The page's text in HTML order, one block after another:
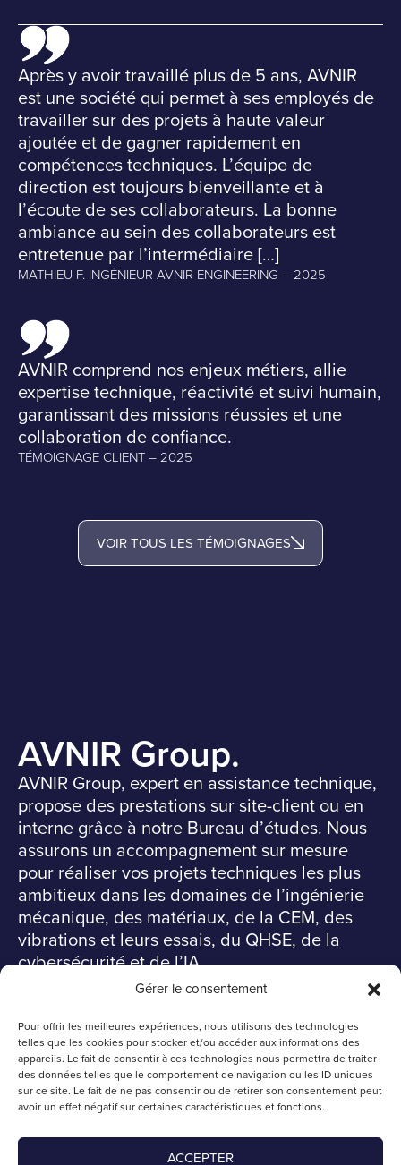
Gérer le consentement
Pour offrir les meilleures expériences, nous utilisons des technologies
telles que les cookies pour stocker et/ou accéder aux informations des
appareils. Le fait de consentir à ces technologies nous permettra de traiter
des données telles que le comportement de navigation ou les ID uniques
sur ce site. Le fait de ne pas consentir ou de retirer son consentement peut
avoir un effet négatif sur certaines caractéristiques et fonctions.
ACCEPTER
Après y avoir travaillé plus de 5 ans, AVNIR
est une société qui permet à ses employés de
travailler sur des projets à haute valeur
ajoutée et de gagner rapidement en
compétences techniques. L’équipe de
direction est toujours bienveillante et à
l’écoute de ses collaborateurs. La bonne
ambiance au sein des collaborateurs est
entretenue par l’intermédiaire […]
MATHIEU F. INGÉNIEUR AVNIR ENGINEERING – 2025
AVNIR comprend nos enjeux métiers, allie
expertise technique, réactivité et suivi humain,
garantissant des missions réussies et une
collaboration de confiance.
TÉMOIGNAGE CLIENT – 2025
VOIR TOUS LES TÉMOIGNAGES
AVNIR Group.
AVNIR Group, expert en assistance technique,
propose des prestations sur site-client ou en
interne grâce à notre Bureau d’études. Nous
assurons un accompagnement sur mesure
pour réaliser vos projets techniques les plus
ambitieux dans les domaines de l’ingénierie
mécanique, des matériaux, de la CEM, des
vibrations et leurs essais, du QHSE, de la
cybersécurité et de l’IA.
Siège social | PARIS
91 Rue du Faubourg Saint-Honoré
75008 Paris
contact@avnir.fr
01 84 25 75 55